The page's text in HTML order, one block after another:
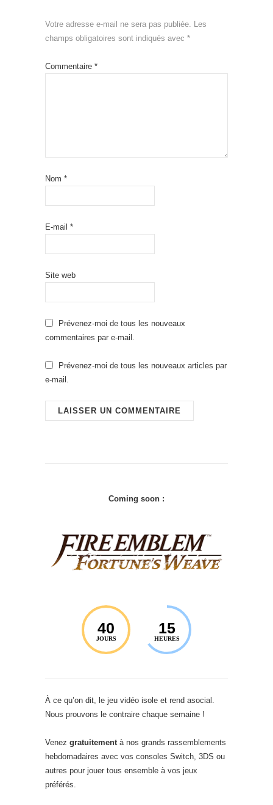
Votre adresse e-mail ne sera pas publiée.
Les
champs obligatoires sont indiqués avec *
Commentaire *
Nom *
E-mail *
Site web
Prévenez-moi de tous les nouveaux
commentaires par e-mail.
Prévenez-moi de tous les nouveaux articles par
e-mail.
Coming soon :
40
JOURS
15
HEURES
À ce qu’on dit, le jeu vidéo isole et rend asocial.
Nous prouvons le contraire chaque semaine !
Venez gratuitement à nos grands rassemblements
hebdomadaires avec vos consoles Switch, 3DS ou
autres pour jouer tous ensemble à vos jeux
préférés.